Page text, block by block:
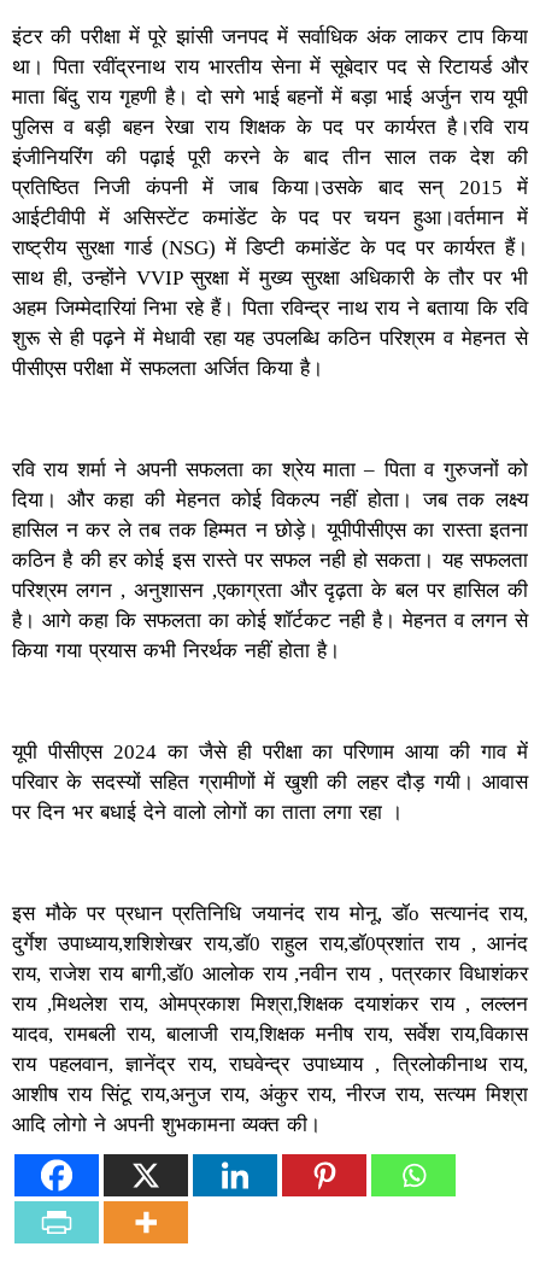
इंटर की परीक्षा में पूरे झांसी जनपद में सर्वाधिक अंक लाकर टाप किया
था। पिता रवींद्रनाथ राय भारतीय सेना में सूबेदार पद से रिटायर्ड और
माता बिंदु राय गृहणी है। दो सगे भाई बहनों में बड़ा भाई अर्जुन राय यूपी
पुलिस व बड़ी बहन रेखा राय शिक्षक के पद पर कार्यरत है।रवि राय
इंजीनियरिंग की पढ़ाई पूरी करने के बाद तीन साल तक देश की
प्रतिष्ठित निजी कंपनी में जाब किया।उसके बाद सन् 2015 में
आईटीवीपी में असिस्टेंट कमांडेंट के पद पर चयन हुआ।वर्तमान में
राष्ट्रीय सुरक्षा गार्ड (NSG) में डिप्टी कमांडेंट के पद पर कार्यरत हैं।
साथ ही, उन्होंने VVIP सुरक्षा में मुख्य सुरक्षा अधिकारी के तौर पर भी
अहम जिम्मेदारियां निभा रहे हैं। पिता रविन्द्र नाथ राय ने बताया कि रवि
शुरू से ही पढ़ने में मेधावी रहा यह उपलब्धि कठिन परिश्रम व मेहनत से
पीसीएस परीक्षा में सफलता अर्जित किया है।
रवि राय शर्मा ने अपनी सफलता का श्रेय माता – पिता व गुरुजनों को
दिया। और कहा की मेहनत कोई विकल्प नहीं होता। जब तक लक्ष्य
हासिल न कर ले तब तक हिम्मत न छोड़े। यूपीपीसीएस का रास्ता इतना
कठिन है की हर कोई इस रास्ते पर सफल नही हो सकता। यह सफलता
परिश्रम लगन , अनुशासन ,एकाग्रता और दृढ़ता के बल पर हासिल की
है। आगे कहा कि सफलता का कोई शॉर्टकट नही है। मेहनत व लगन से
किया गया प्रयास कभी निरर्थक नहीं होता है।
यूपी पीसीएस 2024 का जैसे ही परीक्षा का परिणाम आया की गाव में
परिवार के सदस्यों सहित ग्रामीणों में खुशी की लहर दौड़ गयी। आवास
पर दिन भर बधाई देने वालो लोगों का ताता लगा रहा ।
इस मौके पर प्रधान प्रतिनिधि जयानंद राय मोनू, डॉo सत्यानंद राय,
दुर्गेश उपाध्याय,शशिशेखर राय,डॉ0 राहुल राय,डॉ0प्रशांत राय , आनंद
राय, राजेश राय बागी,डॉ0 आलोक राय ,नवीन राय , पत्रकार विधाशंकर
राय ,मिथलेश राय, ओमप्रकाश मिश्रा,शिक्षक दयाशंकर राय , लल्लन
यादव, रामबली राय, बालाजी राय,शिक्षक मनीष राय, सर्वेश राय,विकास
राय पहलवान, ज्ञानेंद्र राय, राघवेन्द्र उपाध्याय , त्रिलोकीनाथ राय,
आशीष राय सिंटू राय,अनुज राय, अंकुर राय, नीरज राय, सत्यम मिश्रा
आदि लोगो ने अपनी शुभकामना व्यक्त की।